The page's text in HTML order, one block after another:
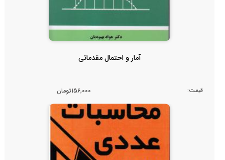
آمار و احتمال مقدماتی
قیمت: 156,000تومان